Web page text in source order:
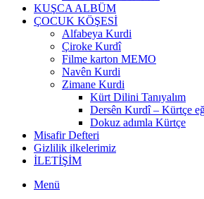
KUŞCA ALBÜM
ÇOCUK KÖŞESİ
Alfabeya Kurdi
Çiroke Kurdî
Filme karton MEMO
Navên Kurdi
Zimane Kurdi
Kürt Dilini Tanıyalım
Dersên Kurdî – Kürtçe
Dokuz adımla Kürtçe
Misafir Defteri
Gizlilik ilkelerimiz
İLETİŞİM
Menü